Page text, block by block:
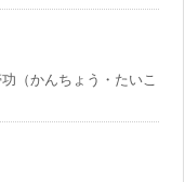
（かんちょう・たいこ